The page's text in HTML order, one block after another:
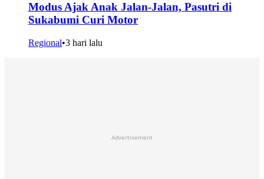
Modus Ajak Anak Jalan-Jalan, Pasutri di
Sukabumi Curi Motor
Regional•3 hari lalu
Advertisement